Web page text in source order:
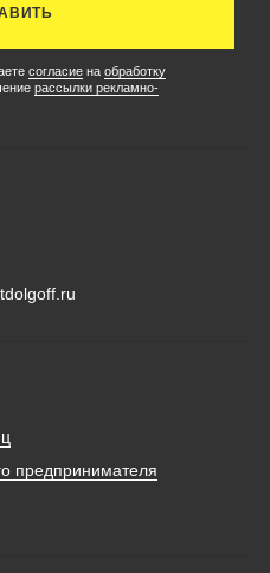
согласие на обработку
рассылки рекламно-
предпринимателя